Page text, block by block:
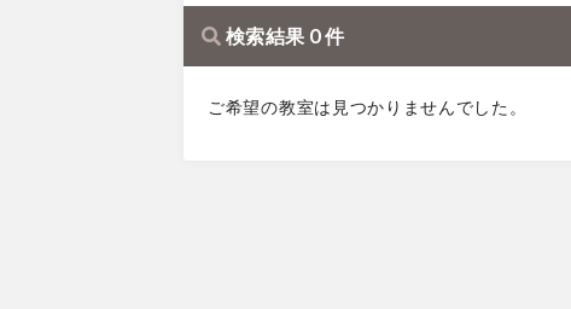
検索結果 0 件
ご希望の教室は見つかりませんでした。